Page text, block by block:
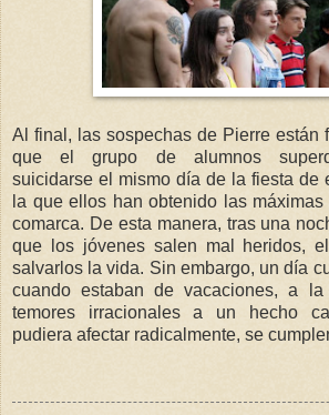
Al final, las sospechas de Pierre están
que el grupo de alumnos
suicidarse el mismo día de la fiesta de
la que ellos han obtenido las
comarca. De esta manera, tras una
que los jóvenes salen mal heridos,
salvarlos la vida. Sin embargo, un día
cuando estaban de vacaciones, a
temores irracionales a un hecho
pudiera afectar radicalmente, se